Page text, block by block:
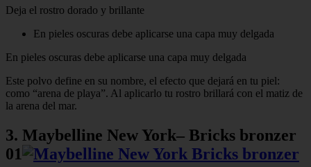
Deja el rostro dorado y brillante
En pieles oscuras debe aplicarse una capa muy delgada
En pieles oscuras debe aplicarse una capa muy delgada
Este polvo define en su nombre, el efecto que dejará en tu piel:
como “arena de playa”. Al aplicarlo tu rostro brillará con el matiz de
la arena del mar.
3. Maybelline New York– Bricks bronzer
01